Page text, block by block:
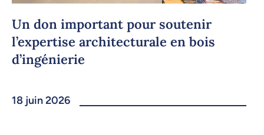
Un don important pour soutenir
l’expertise architecturale en bois
d’ingénierie
18 juin 2026